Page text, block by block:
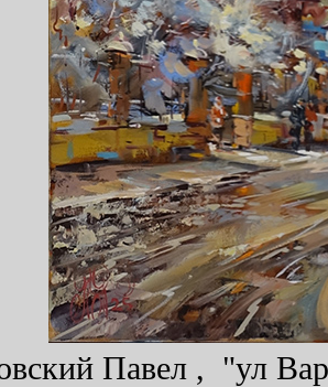
Павел , "ул